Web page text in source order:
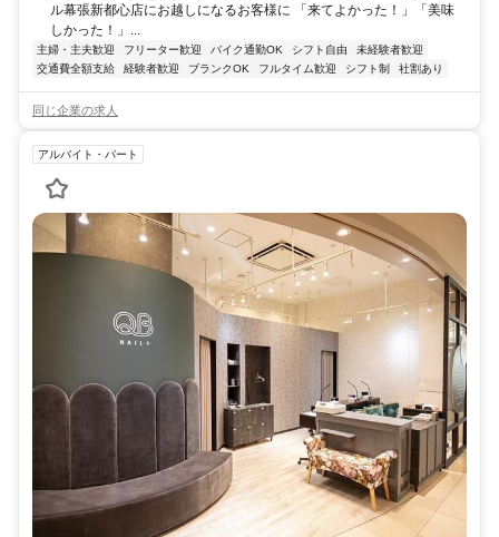
ル幕張新都心店にお越しになるお客様に 「来てよかった！」「美味
しかった！」...
主婦・主夫歓迎 フリーター歓迎 バイク通勤OK シフト自由
未経験者歓迎
交通費全額支給
経験者歓迎 ブランクOK フルタイム歓迎 シフト制 社割あり
同じ企業の求人
アルバイト・パート